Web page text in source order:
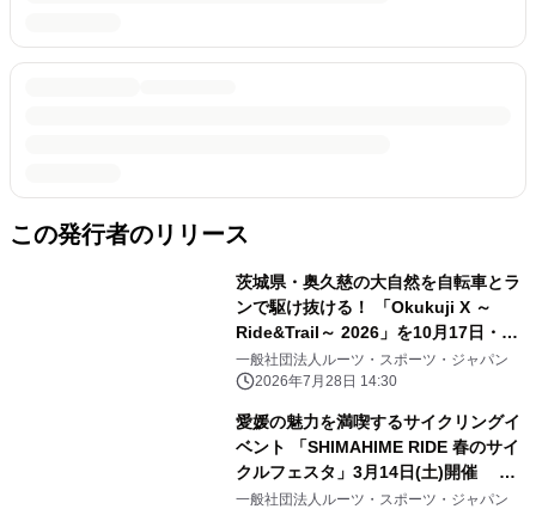
この発行者のリリース
茨城県・奥久慈の大自然を自転車とラ
ンで駆け抜ける！ 「Okukuji X ～
Ride&Trail～ 2026」を10月17日・18
日に開催 エントリー受付開始
一般社団法人ルーツ・スポーツ・ジャパン
2026年7月28日 14:30
愛媛の魅力を満喫するサイクリングイ
ベント 「SHIMAHIME RIDE 春のサイ
クルフェスタ」3月14日(土)開催 ～
サイクルトレインやサイクルシップで
一般社団法人ルーツ・スポーツ・ジャパン